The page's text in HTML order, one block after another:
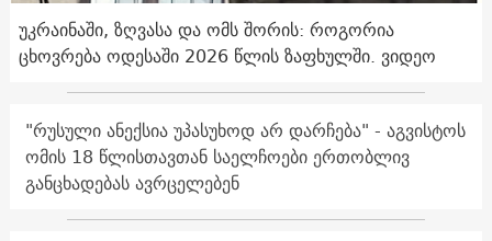
უკრაინაში, ზღვასა და ომს შორის: როგორია
ცხოვრება ოდესაში 2026 წლის ზაფხულში. ვიდეო
"რუსული ანექსია უპასუხოდ არ დარჩება" - აგვისტოს
ომის 18 წლისთავთან საელჩოები ერთობლივ
განცხადებას ავრცელებენ